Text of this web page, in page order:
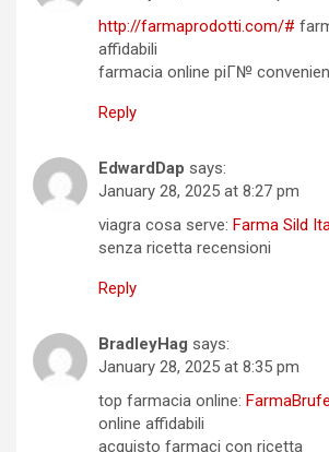
http://farmaprodotti.com/#
affidabili
farmacia online piГ№
Reply
EdwardDap says:
January 28, 2025 at 8:27 pm
viagra cosa serve: Farma Sild
senza ricetta recensioni
Reply
BradleyHag says:
January 28, 2025 at 8:35 pm
top farmacia online:
online affidabili
acquisto farmaci con ricetta